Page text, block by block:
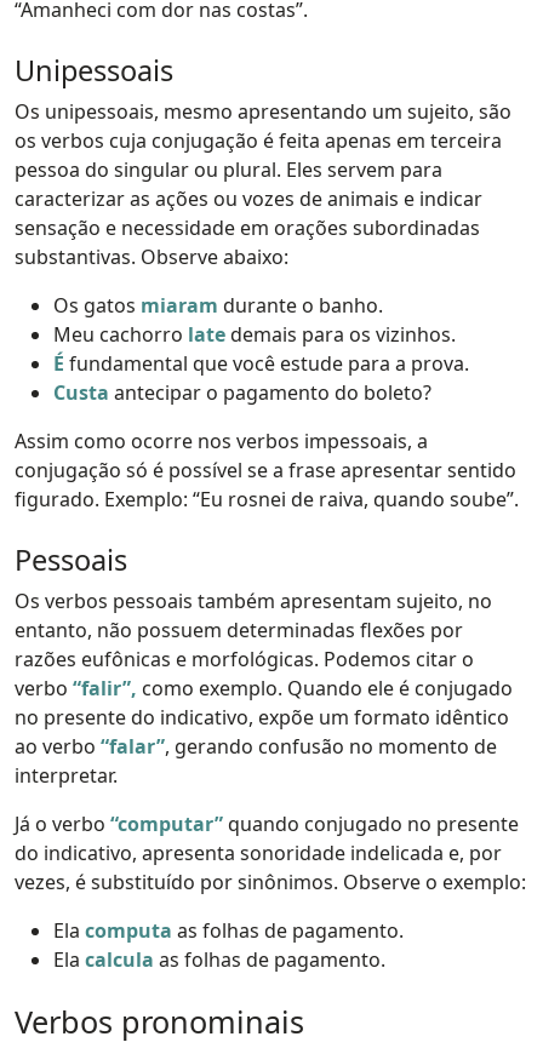
“Amanheci com dor nas costas”.
Unipessoais
Os unipessoais, mesmo apresentando um sujeito, são
os verbos cuja conjugação é feita apenas em terceira
pessoa do singular ou plural. Eles servem para
caracterizar as ações ou vozes de animais e indicar
sensação e necessidade em orações subordinadas
substantivas. Observe abaixo:
Os gatos miaram durante o banho.
Meu cachorro latedemais para os vizinhos.
É fundamental que você estude para a prova.
Custa antecipar o pagamento do boleto?
Assim como ocorre nos verbos impessoais, a
conjugação só é possível se a frase apresentar sentido
figurado. Exemplo: “Eu rosnei de raiva, quando soube”.
Pessoais
Os verbos pessoais também apresentam sujeito, no
entanto, não possuem determinadas flexões por
razões eufônicas e morfológicas. Podemos citar o
verbo “falir”, como exemplo. Quando ele é conjugado
no presente do indicativo, expõe um formato idêntico
ao verbo “falar”, gerando confusão no momento de
interpretar.
Já o verbo “computar”quando conjugado no presente
do indicativo, apresenta sonoridade indelicada e, por
vezes, é substituído por sinônimos. Observe o exemplo:
Ela computa as folhas de pagamento.
Ela calcula as folhas de pagamento.
Verbos pronominais